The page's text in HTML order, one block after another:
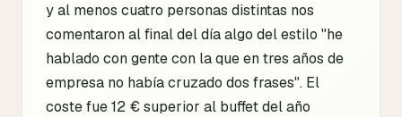
y al menos cuatro personas distintas nos
comentaron al final del día algo del estilo "he
hablado con gente con la que en tres años de
empresa no había cruzado dos frases". El
coste fue 12 € superior al buffet del año